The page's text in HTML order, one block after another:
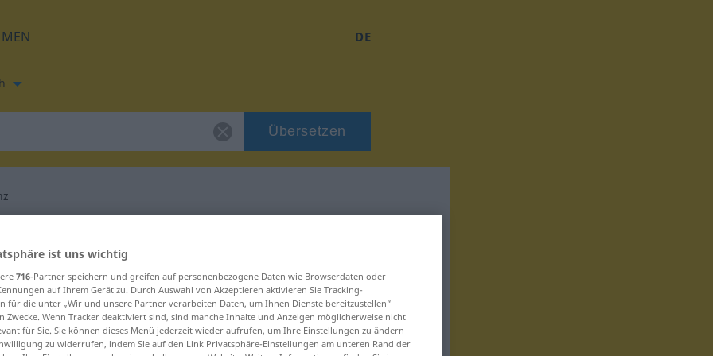
DE
Übersetzen
für "Turbulenz"
ist uns wichtig
716-Partner speichern und greifen auf personenbezogene Daten wie Browserdaten oder
auf Ihrem Gerät zu. Durch Auswahl von Akzeptieren aktivieren Sie Tracking-
für die unter „Wir und unsere Partner verarbeiten Daten, um Ihnen Dienste bereitzustellen“
Zwecke. Wenn Tracker deaktiviert sind, sind manche Inhalte und Anzeigen möglicherweise nicht
für Sie. Sie können dieses Menü jederzeit wieder aufrufen, um Ihre Einstellungen zu ändern
zu widerrufen, indem Sie auf den Link Privatsphäre-Einstellungen am unteren Rand der